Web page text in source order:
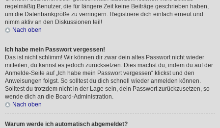
regelmäßig Benutzer, die für längere Zeit keine Beiträge geschrieben haben,
um die Datenbankgröße zu verringern. Registriere dich einfach erneut und
nimm aktiv an den Diskussionen teil!
Nach oben
Ich habe mein Passwort vergessen!
Das ist nicht schlimm! Wir können dir zwar dein altes Passwort nicht wieder
mitteilen, du kannst es jedoch zurücksetzen. Dies machst du, indem du auf der
Anmelde-Seite auf „Ich habe mein Passwort vergessen“ klickst und den
Anweisungen folgst. So solltest du dich schnell wieder anmelden können.
Solltest du trotzdem nicht in der Lage sein, dein Passwort zurückzusetzen, so
wende dich an die Board-Administration.
Nach oben
Warum werde ich automatisch abgemeldet?